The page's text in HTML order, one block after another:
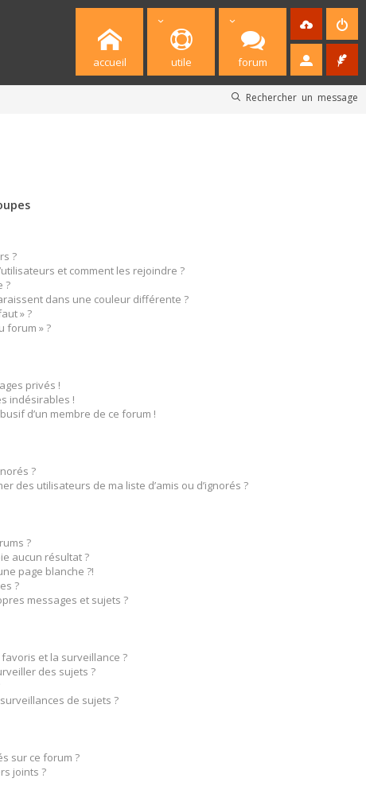
accueil utile forum
Rechercher un message
?
et comment les rejoindre ?
?
dans une couleur différente ?
» ?
forum » ?
privés !
indésirables !
d’un membre de ce forum !
?
des utilisateurs de ma liste d’amis ou d’ignorés ?
?
aucun résultat ?
page blanche ?!
?
messages et sujets ?
et la surveillance ?
des sujets ?
de sujets ?
sur ce forum ?
joints ?